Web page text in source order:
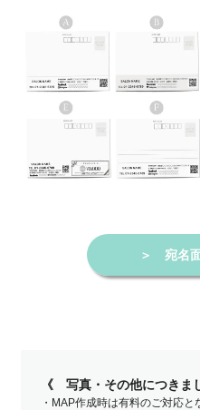
＞ 宛名
《 写真・その他につきま
・MAP作成時は有料のご対応